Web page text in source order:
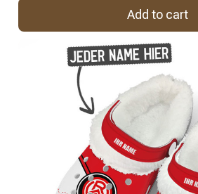
Add to cart